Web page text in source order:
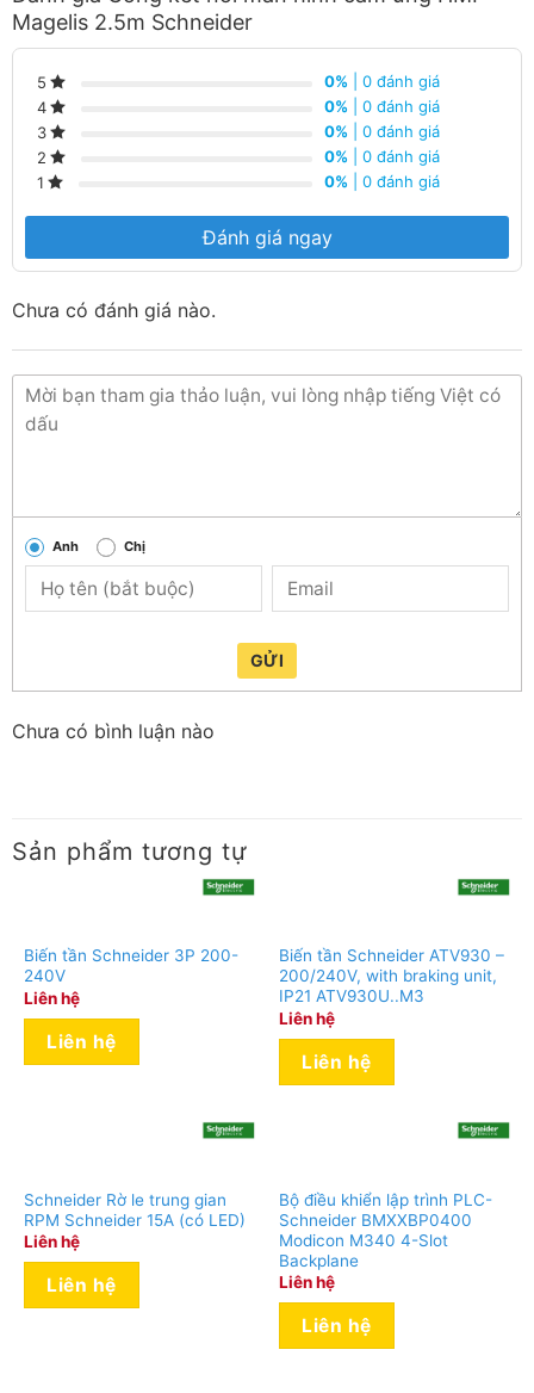
Magelis 2.5m Schneider
5 0% | 0 đánh giá
4
0% | 0 đánh giá
3
0% | 0 đánh giá
2
0% | 0 đánh giá
1
0% | 0 đánh giá
Đánh giá ngay
Chưa có đánh giá nào.
Anh Chị
GỬI
Chưa có bình luận nào
Sản phẩm tương tự
Biến tần Schneider 3P 200-
240V
Liên hệ
Liên hệ
Biến tần Schneider ATV930 –
200/240V, with braking unit,
IP21 ATV930U..M3
Liên hệ
Liên hệ
Schneider Rờ le trung gian
RPM Schneider 15A (có LED)
Liên hệ
Liên hệ
Bộ điều khiển lập trình PLC-
Schneider BMXXBP0400
Modicon M340 4-Slot
Backplane
Liên hệ
Liên hệ